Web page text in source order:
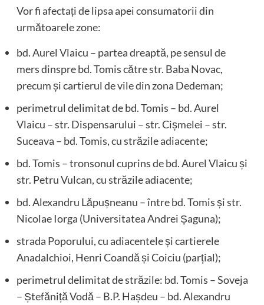
Vor fi afectați de lipsa apei consumatorii din
următoarele zone:
bd. Aurel Vlaicu – partea dreaptă, pe sensul de
mers dinspre bd. Tomis către str. Baba Novac,
precum și cartierul de vile din zona Dedeman;
perimetrul delimitat de bd. Tomis – bd. Aurel
Vlaicu – str. Dispensarului – str. Cișmelei – str.
Suceava – bd. Tomis, cu străzile adiacente;
bd. Tomis – tronsonul cuprins de bd. Aurel Vlaicu și
str. Petru Vulcan, cu străzile adiacente;
bd. Alexandru Lăpușneanu – între bd. Tomis și str.
Nicolae Iorga (Universitatea Andrei Șaguna);
strada Poporului, cu adiacentele și cartierele
Anadalchioi, Henri Coandă și Coiciu (parțial);
perimetrul delimitat de străzile: bd. Tomis – Soveja
– Ștefăniță Vodă – B.P. Hașdeu – bd. Alexandru